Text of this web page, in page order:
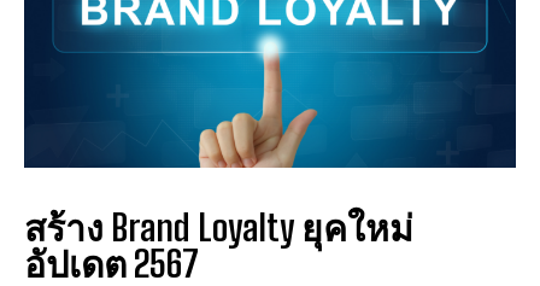
สร้าง Brand Loyalty ยุคใหม่
อัปเดต 2567